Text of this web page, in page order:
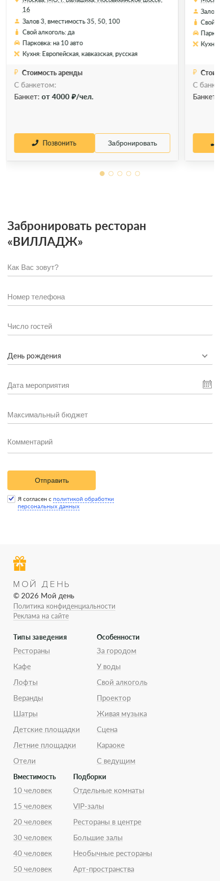
Позвонить
16
Залов 3, вместимость 35, 50, 100
Свой алкоголь: да
Парковка: на 10 авто
Кухня: Европейская, кавказская, русская
Стоимость аренды
С банкетом:
Банкет:от 4000 ₽/чел.
Позвонить Забронировать
Залов
Свой
С
Банкет:
Забронировать ресторан
«ВИЛЛАДЖ»
День рождения
Отправить
Я согласен с политикой обработки
персональных данных
МОЙ ДЕНЬ
© 2026 Мой день
Политика конфиденциальности
Реклама на сайте
Типы заведения
Рестораны
Кафе
Лофты
Веранды
Шатры
Детские площадки
Летние площадки
Отели
Особенности
За городом
У воды
Свой алкоголь
Проектор
Живая музыка
Сцена
Караоке
С ведущим
Вместимость
10 человек
15 человек
20 человек
30 человек
40 человек
50 человек
Подборки
Отдельные комнаты
VIP-залы
Рестораны в центре
Большие залы
Необычные рестораны
Арт-пространства